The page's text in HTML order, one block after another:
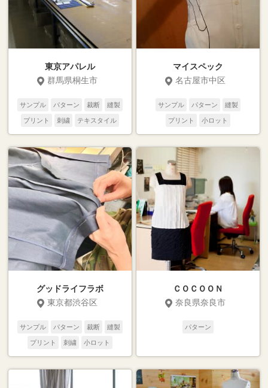
東京アパレル
群馬県桐生市
サンプル パターン 裁断 縫製
プリント 刺繍 テキスタイル
二次加工
マイスペック
名古屋市中区
サンプル パターン 縫製
プリント 小ロット
グッドライフラボ
東京都渋谷区
サンプル パターン 裁断 縫製
プリント 刺繍 小ロット
ＣＯＣＯＯＮ
奈良県奈良市
パターン